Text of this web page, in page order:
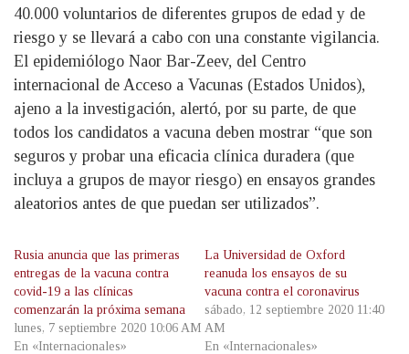
40.000 voluntarios de diferentes grupos de edad y de
riesgo y se llevará a cabo con una constante vigilancia.
El epidemiólogo Naor Bar-Zeev, del Centro
internacional de Acceso a Vacunas (Estados Unidos),
ajeno a la investigación, alertó, por su parte, de que
todos los candidatos a vacuna deben mostrar “que son
seguros y probar una eficacia clínica duradera (que
incluya a grupos de mayor riesgo) en ensayos grandes
aleatorios antes de que puedan ser utilizados”.
Rusia anuncia que las primeras
entregas de la vacuna contra
covid-19 a las clínicas
comenzarán la próxima semana
lunes, 7 septiembre 2020 10:06 AM
En «Internacionales»
La Universidad de Oxford
reanuda los ensayos de su
vacuna contra el coronavirus
sábado, 12 septiembre 2020 11:40
AM
En «Internacionales»